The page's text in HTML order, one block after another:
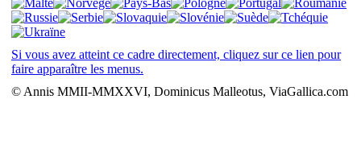
Si vous avez atteint ce cadre directement, cliquez sur ce lien pour
faire apparaître les menus.
© Annis MMII-MMXXVI, Dominicus Malleotus, ViaGallica.com